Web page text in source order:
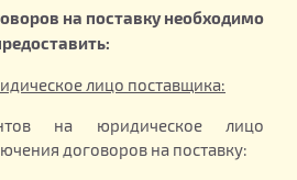
на поставку необходимо
лицо поставщика:
на юридическое лицо
договоров на поставку: